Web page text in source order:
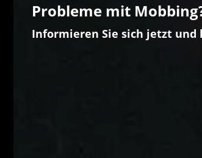
Probleme mit
Informieren Sie sich jetzt und